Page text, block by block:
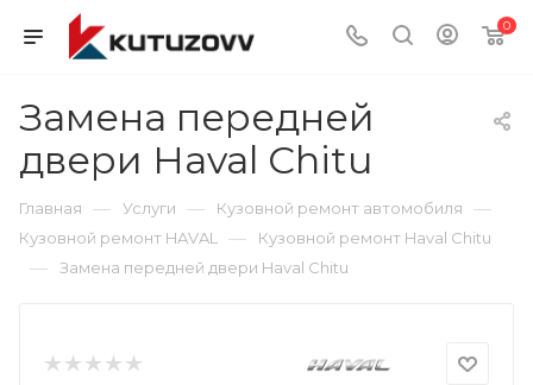
0
Замена передней
двери Haval Chitu
Главная — Услуги — Кузовной ремонт автомобиля —
Кузовной ремонт HAVAL — Кузовной ремонт Haval Chitu
— Замена передней двери Haval Chitu